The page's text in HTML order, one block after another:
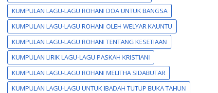
KUMPULAN LAGU-LAGU ROHANI DOA UNTUK BANGSA
KUMPULAN LAGU-LAGU ROHANI OLEH WELYAR KAUNTU
KUMPULAN LAGU-LAGU ROHANI TENTANG KESETIAAN
KUMPULAN LIRIK LAGU-LAGU PASKAH KRISTIANI
KUMPULAN LAGU-LAGU ROHANI MELITHA SIDABUTAR
KUMPULAN LAGU-LAGU UNTUK IBADAH TUTUP BUKA TAHUN